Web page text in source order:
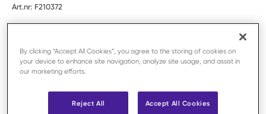
Art.nr: F210372
By clicking “Accept All Cookies”, you agree to the storing of cookies on
your device to enhance site navigation, analyze site usage, and assist in
our marketing efforts.
Reject All Accept All Cookies